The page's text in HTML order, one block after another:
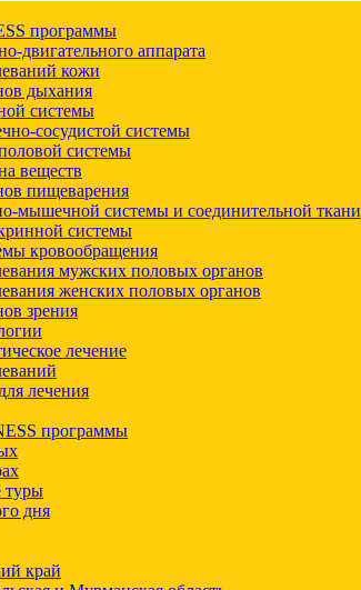
программы
двигательного аппарата
кожи
дыхания
системы
сосудистой системы
системы
веществ
пищеварения
мышечной системы и соединительной ткани
системы
кровообращения
мужских половых органов
женских половых органов
зрения
лечение
лечения
программы
туры
дня
край